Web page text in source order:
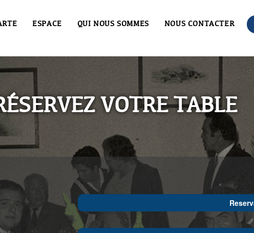
ESPACE QUI NOUS SOMMES NOUS CONTACTER
VOTRE TABLE